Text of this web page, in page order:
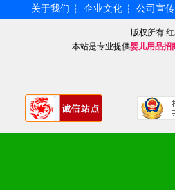
2、不断开创
九、加盟优势
1、广告企划
关于我们 ┆ 企业文化 ┆ 公司宣传
版权所有
本站是专业提供婴儿用品招